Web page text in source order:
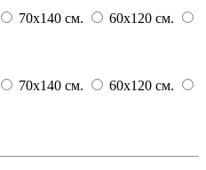
70x140 cм. 60x120 cм.
70x140 cм. 60x120 cм.